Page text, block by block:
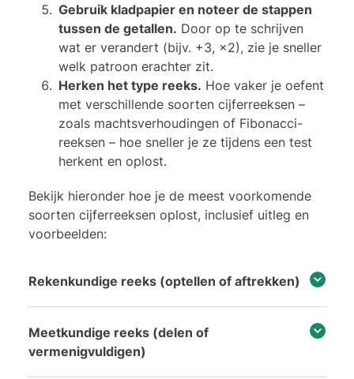
Gebruik kladpapier en noteer de stappen
tussen de getallen. Door op te schrijven
wat er verandert (bijv. +3, ×2), zie je sneller
welk patroon erachter zit.
Herken het type reeks. Hoe vaker je oefent
met verschillende soorten cijferreeksen –
zoals machtsverhoudingen of Fibonacci-
reeksen – hoe sneller je ze tijdens een test
herkent en oplost.
Bekijk hieronder hoe je de meest voorkomende
soorten cijferreeksen oplost, inclusief uitleg en
voorbeelden:
Rekenkundige reeks (optellen of aftrekken)
Meetkundige reeks (delen of
vermenigvuldigen)